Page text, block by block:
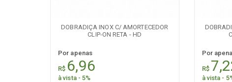
DOBRADIÇA INOX C/ AMORTECEDOR
CLIP-ON RETA - HD
Por apenas
R$ 6,96
à vista - 5%
Por
R$
à vista -